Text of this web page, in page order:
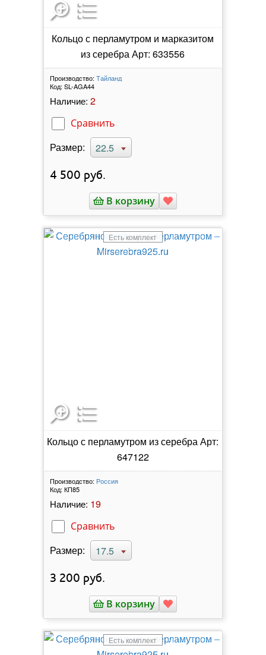
Кольцо с перламутром и марказитом
из серебра Арт: 633556
Производство: Тайланд
Код: SL-AGA44
Наличие: 2
Сравнить
Размер: 22.5
4 500 руб.
В корзину
Есть комплект
Кольцо с перламутром из серебра Арт:
647122
Производство: Россия
Код: КП85
Наличие: 19
Сравнить
Размер: 17.5
3 200 руб.
В корзину
Есть комплект